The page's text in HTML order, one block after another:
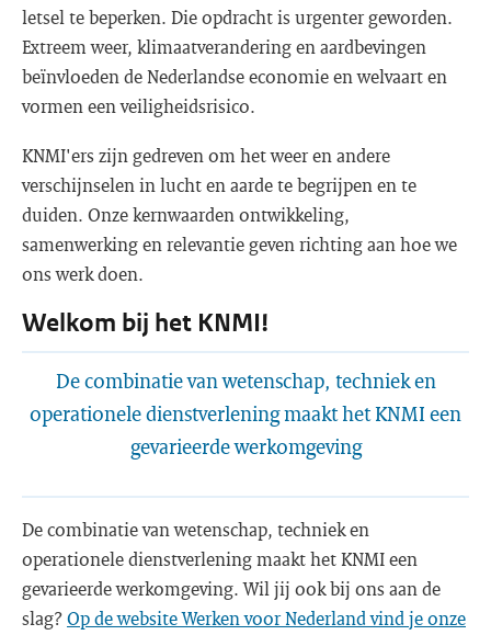
letsel te beperken. Die opdracht is urgenter geworden.
Extreem weer, klimaatverandering en aardbevingen
beïnvloeden de Nederlandse economie en welvaart en
vormen een veiligheidsrisico.
KNMI'ers zijn gedreven om het weer en andere
verschijnselen in lucht en aarde te begrijpen en te
duiden. Onze kernwaarden ontwikkeling,
samenwerking en relevantie geven richting aan hoe we
ons werk doen.
Welkom bij het KNMI!
De combinatie van wetenschap, techniek en
operationele dienstverlening maakt het KNMI een
gevarieerde werkomgeving
De combinatie van wetenschap, techniek en
operationele dienstverlening maakt het KNMI een
gevarieerde werkomgeving. Wil jij ook bij ons aan de
slag?Op de website Werken voor Nederland vind je onze